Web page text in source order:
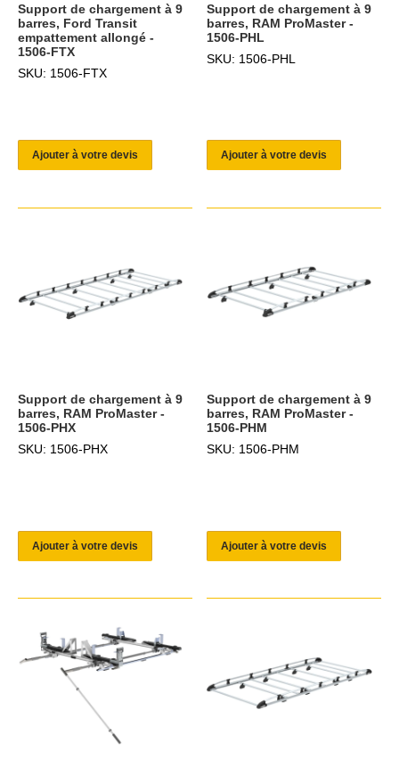
Support de chargement à 9
barres, Ford Transit
empattement allongé -
1506-FTX
SKU: 1506-FTX
Ajouter à votre devis
Support de chargement à 9
barres, RAM ProMaster -
1506-PHL
SKU: 1506-PHL
Ajouter à votre devis
Support de chargement à 9
barres, RAM ProMaster -
1506-PHX
SKU: 1506-PHX
Ajouter à votre devis
Support de chargement à 9
barres, RAM ProMaster -
1506-PHM
SKU: 1506-PHM
Ajouter à votre devis